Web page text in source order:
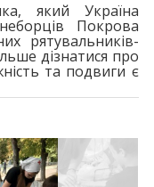
який Україна
Покрова
рятувальників-
дізнатися про
та подвиги є